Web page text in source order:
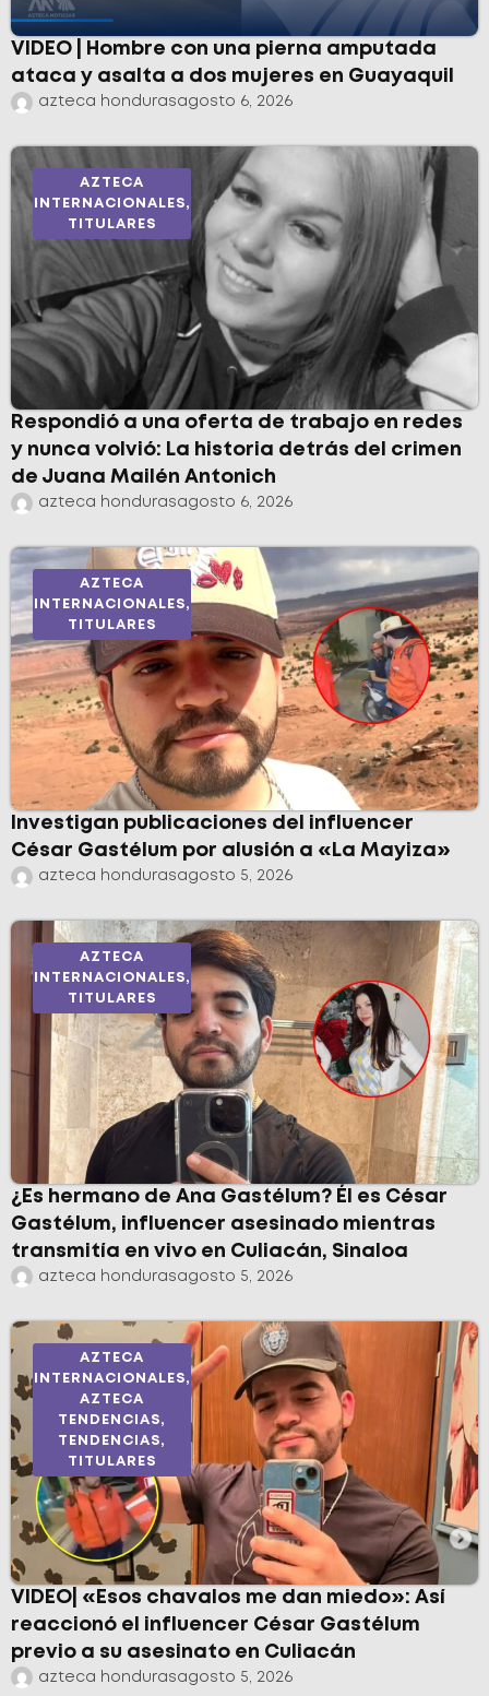
VIDEO | Hombre con una pierna amputada
ataca y asalta a dos mujeres en Guayaquil
azteca hondurasagosto 6, 2026
AZTECA
INTERNACIONALES,
TITULARES
Respondió a una oferta de trabajo en redes
y nunca volvió: La historia detrás del crimen
de Juana Mailén Antonich
azteca hondurasagosto 6, 2026
AZTECA
INTERNACIONALES,
TITULARES
Investigan publicaciones del influencer
César Gastélum por alusión a «La Mayiza»
azteca hondurasagosto 5, 2026
AZTECA
INTERNACIONALES,
TITULARES
¿Es hermano de Ana Gastélum? Él es César
Gastélum, influencer asesinado mientras
transmitía en vivo en Culiacán, Sinaloa
azteca hondurasagosto 5, 2026
AZTECA
INTERNACIONALES,
AZTECA
TENDENCIAS,
TENDENCIAS,
TITULARES
VIDEO| «Esos chavalos me dan miedo»: Así
reaccionó el influencer César Gastélum
previo a su asesinato en Culiacán
azteca hondurasagosto 5, 2026